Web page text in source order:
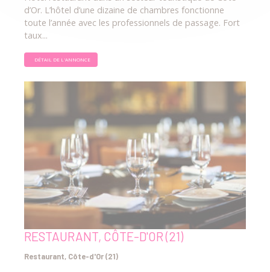
d’Or. L’hôtel d’une dizaine de chambres fonctionne
toute l’année avec les professionnels de passage. Fort
taux...
DÉTAIL DE L'ANNONCE
RESTAURANT, CÔTE-D'OR (21)
Restaurant, Côte-d'Or (21)